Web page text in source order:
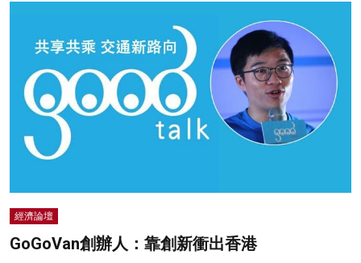
經濟論壇
GoGoVan創辦人：靠創新衝出香港